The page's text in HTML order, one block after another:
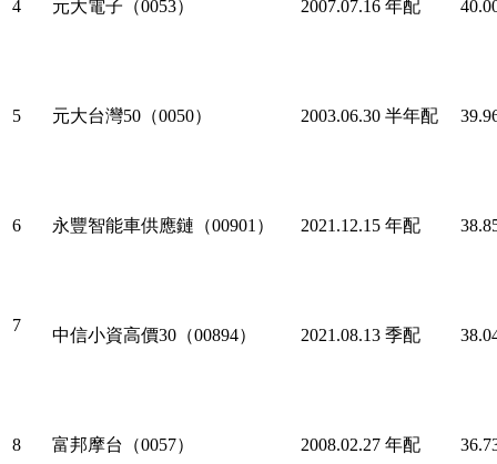
4 元大電子（0053） 2007.07.16 年配
5 元大台灣50（0050） 2003.06.30 半年配
6 永豐智能車供應鏈（00901） 2021.12.15 年配
7
中信小資高價30（00894） 2021.08.13 季配
8 富邦摩台（0057） 2008.02.27 年配